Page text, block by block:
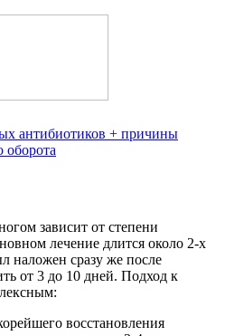
антибиотиков + причины
оборота
зависит от степени
лечение длится около 2-х
наложен сразу же после
от 3 до 10 дней. Подход к
восстановления